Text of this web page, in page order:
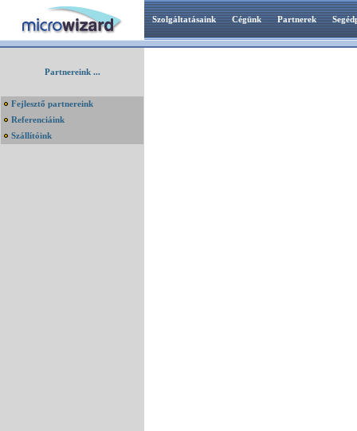
Szolgáltatásaink Cégünk Partnerek
Partnereink ...
Fejlesztő partnereink
Referenciáink
Szállítóink